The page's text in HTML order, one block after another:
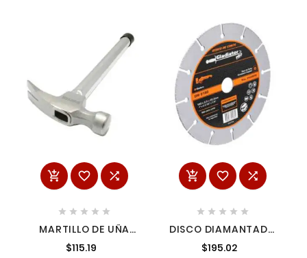
  
    
MARTILLO DE UÑA
RECTA CON MANGO
TUBULAR DE 13 416TR
$115.19
  
    
DISCO DIAMANTADO
SEGMENTADO
7"X564"X78" SYN-
$195.02